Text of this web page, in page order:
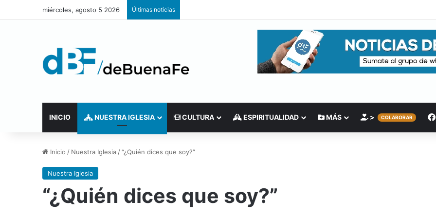
miércoles, agosto 5 2026 Últimas noticias
INICIO NUESTRA IGLESIA CULTURA ESPIRITUALIDAD MÁS > COLABORAR
Inicio / Nuestra Iglesia /“¿Quién dices que soy?”
Nuestra Iglesia
“¿Quién dices que soy?”